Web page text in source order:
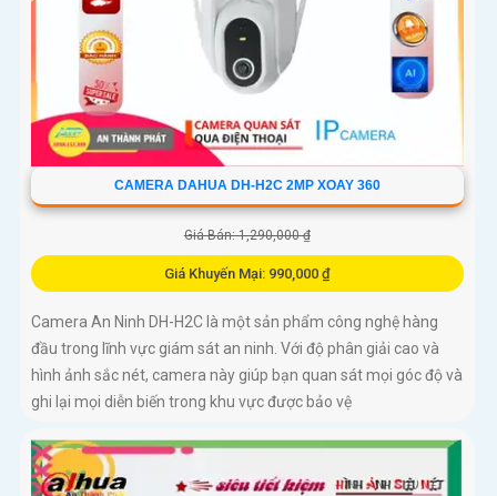
CAMERA DAHUA DH-H2C 2MP XOAY 360
Giá Bán: 1,290,000 ₫
Giá Khuyến Mại: 990,000 ₫
Camera An Ninh DH-H2C là một sản phẩm công nghệ hàng
đầu trong lĩnh vực giám sát an ninh. Với độ phân giải cao và
hình ảnh sắc nét, camera này giúp bạn quan sát mọi góc độ và
ghi lại mọi diễn biến trong khu vực được bảo vệ